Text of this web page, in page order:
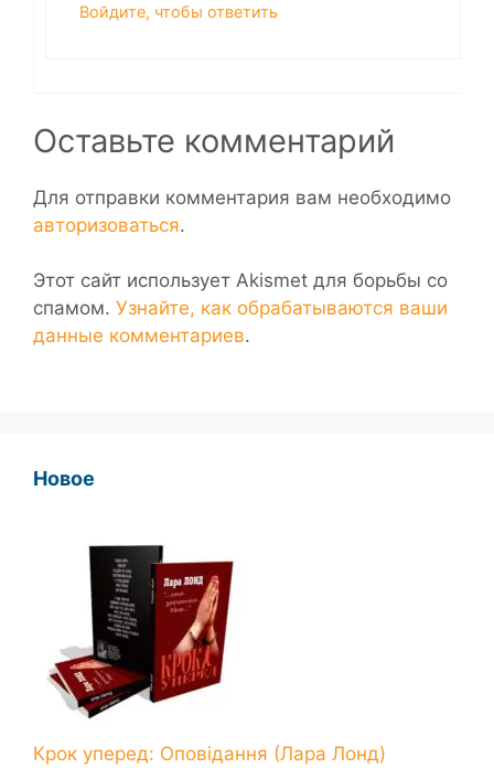
Войдите, чтобы ответить
Оставьте комментарий
Для отправки комментария вам необходимо
авторизоваться.
Этот сайт использует Akismet для борьбы со
спамом. Узнайте, как обрабатываются ваши
данные комментариев.
Новое
Крок уперед: Оповідання (Лара Лонд)